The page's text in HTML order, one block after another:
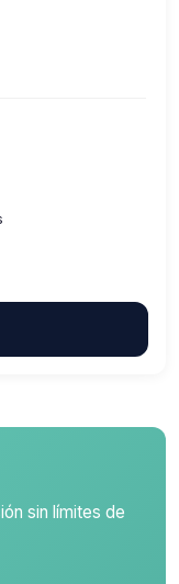
sin límites de